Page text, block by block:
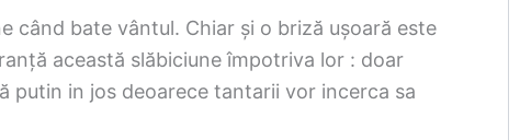
când bate vântul. Chiar și o briză ușoară este
această slăbiciune împotriva lor : doar
putin in jos deoarece tantarii vor incerca sa